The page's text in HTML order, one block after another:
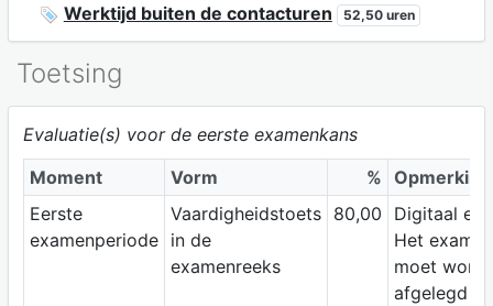
Werktijd buiten de contacturen 52,50 uren
Toetsing
Evaluatie(s) voor de eerste examenkans
Moment
Vorm % Opmerking
Eerste
examenperiode
Vaardigheidstoets
in de
examenreeks
80,00
Digitaal
Het examen
moet
afgelegd